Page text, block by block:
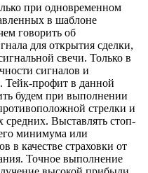
при одновременном
в шаблоне
говорить об
для открытия сделки,
свечи. Только в
сигналов и
Тейк-профит в данной
будем при выполнении
стрелки и
средних. Выставлять стоп-
минимума или
в качестве страховки от
Точное выполнение